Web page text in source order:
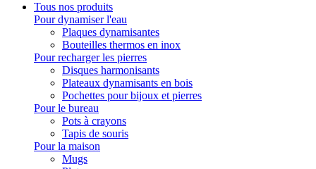
Tous nos produits
Pour dynamiser l'eau
Plaques dynamisantes
Bouteilles thermos en inox
Pour recharger les pierres
Disques harmonisants
Plateaux dynamisants en bois
Pochettes pour bijoux et pierres
Pour le bureau
Pots à crayons
Tapis de souris
Pour la maison
Mugs